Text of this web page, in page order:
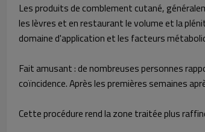
Les produits de comblement cutané,
les lèvres et en restaurant le volume et la
domaine d'application et les facteurs
Fait amusant : de nombreuses personnes
coïncidence. Après les premières semaines
Cette procédure rend la zone traitée plus